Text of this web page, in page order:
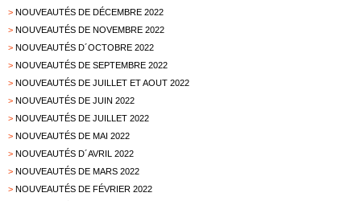
> NOUVEAUTÉS DE DÉCEMBRE 2022
> NOUVEAUTÉS DE NOVEMBRE 2022
> NOUVEAUTÉS D´OCTOBRE 2022
> NOUVEAUTÉS DE SEPTEMBRE 2022
> NOUVEAUTÉS DE JUILLET ET AOUT 2022
> NOUVEAUTÉS DE JUIN 2022
> NOUVEAUTÉS DE JUILLET 2022
> NOUVEAUTÉS DE MAI 2022
> NOUVEAUTÉS D´AVRIL 2022
> NOUVEAUTÉS DE MARS 2022
> NOUVEAUTÉS DE FÉVRIER 2022